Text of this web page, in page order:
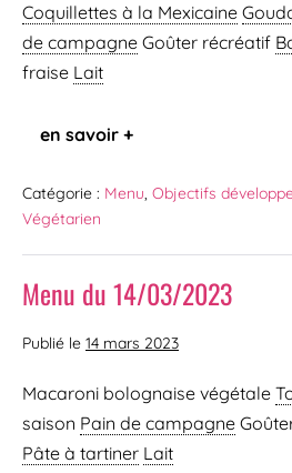
Coquillettes à la Mexicaine
de campagne Goûter récréatif
fraise Lait
en savoir +
Catégorie : Menu, Objectifs
Végétarien
Menu du 14/03/2023
Publié le 14 mars 2023
Macaroni bolognaise végétale
saison Pain de campagne
Pâte à tartiner Lait